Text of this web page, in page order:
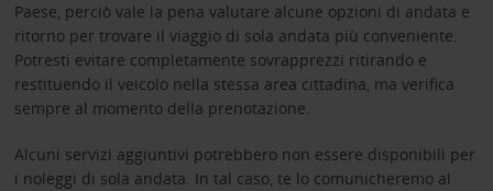
Paese, perciò vale la pena valutare alcune opzioni di andata e
ritorno per trovare il viaggio di sola andata più conveniente.
Potresti evitare completamente sovrapprezzi ritirando e
restituendo il veicolo nella stessa area cittadina, ma verifica
sempre al momento della prenotazione.
Alcuni servizi aggiuntivi potrebbero non essere disponibili per
i noleggi di sola andata. In tal caso, te lo comunicheremo al